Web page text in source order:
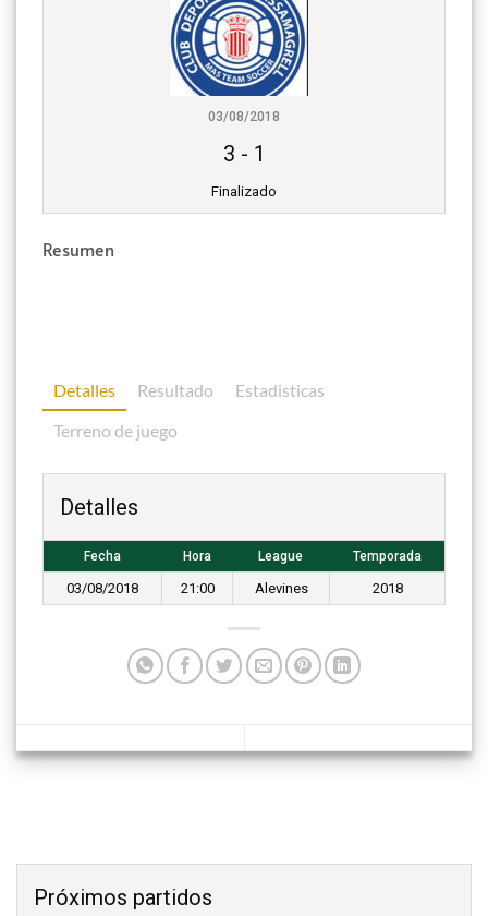
03/08/2018
3 - 1
Finalizado
Resumen
Detalles Resultado
Estadisticas
Terreno de juego
Detalles
Fecha Hora League Temporada
03/08/2018 21:00 Alevines 2018
Próximos partidos